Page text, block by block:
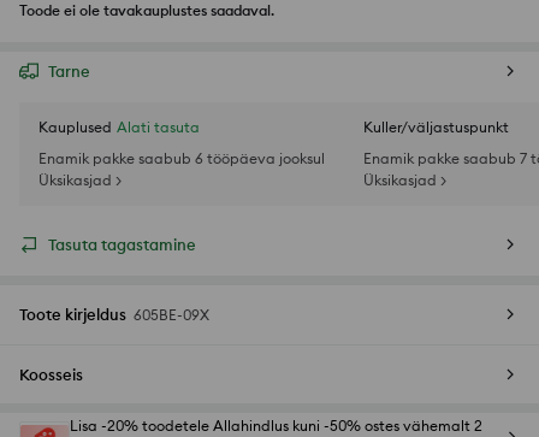
Toode ei ole tavakauplustes saadaval.
Tarne
Kauplused Alati tasuta
Enamik pakke saabub 6 tööpäeva jooksul
Üksikasjad >
Kuller/väljastuspunkt
Enamik pakke saabub 7
Üksikasjad >
Tasuta tagastamine
Toote kirjeldus 605BE-09X
Koosseis
Lisa -20% toodetele Allahindlus kuni -50% ostes vähemalt 2